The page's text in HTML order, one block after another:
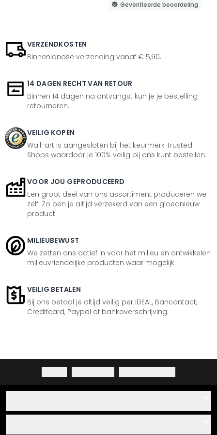
Geverifieerde beoordeling
VERZENDKOSTEN
Binnenlandse verzending vanaf € 5,90.
14 DAGEN RECHT VAN RETOUR
Binnen 14 dagen na ontvangst kun je je bestelling
retourneren.
VEILIG KOPEN
Wall-art is aangesloten bij het keurmerk Trusted
Shops waardoor je 100% veilig bij ons kunt bestellen.
VOOR JOU GEPRODUCEERD
Een groot deel van ons assortiment produceren we
zelf. Zo ben je altijd verzekerd van een gloednieuw
product.
MILIEUBEWUST
We zetten ons actief in voor het milieu en ontwikkelen
milieuvriendelijke producten waar mogelijk.
VEILIG BETALEN
Bij ons betaal je altijd veilig per iDEAL, Bancontact,
Creditcard, Paypal of bankoverschrijving.
· ·